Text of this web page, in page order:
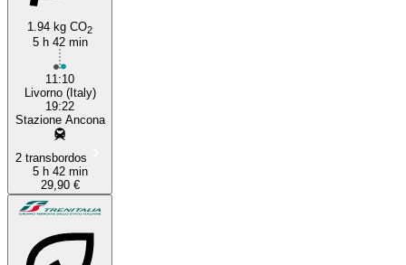
1.94 kg CO2
5 h 42 min
11:10
Livorno (Italy)
19:22
Stazione Ancona
2 transbordos
5 h 42 min
29,90 €